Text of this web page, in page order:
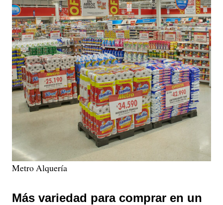
Metro Alquería
Más variedad para comprar en un